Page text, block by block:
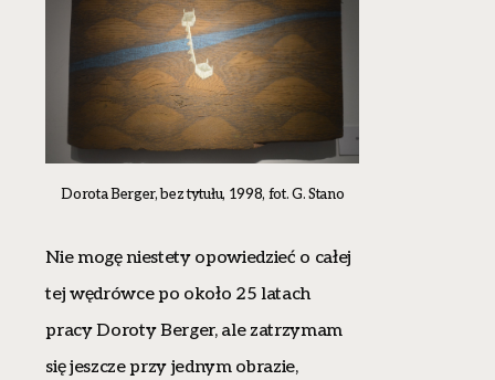
Dorota Berger, bez tytułu, 1998, fot. G. Stano
Nie mogę niestety opowiedzieć o całej
tej wędrówce po około 25 latach
pracy Doroty Berger, ale zatrzymam
się jeszcze przy jednym obrazie,